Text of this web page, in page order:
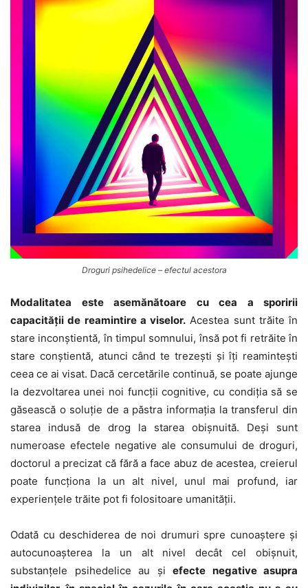
Droguri psihedelice – efectul acestora
Modalitatea este asemănătoare cu cea a sporirii
capacității de reamintire a viselor. Acestea sunt trăite în
stare inconștientă, în timpul somnului, însă pot fi retrăite în
stare conștientă, atunci când te trezești și îți reamintești
ceea ce ai visat. Dacă cercetările continuă, se poate ajunge
la dezvoltarea unei noi funcții cognitive, cu condiția să se
găsească o soluție de a păstra informația la transferul din
starea indusă de drog la starea obișnuită. Deși sunt
numeroase efectele negative ale consumului de droguri,
doctorul a precizat că fără a face abuz de acestea, creierul
poate funcționa la un alt nivel, unul mai profund, iar
experiențele trăite pot fi folositoare umanității.
Odată cu deschiderea de noi drumuri spre cunoaștere și
autocunoașterea la un alt nivel decât cel obișnuit,
substanțele psihedelice au și efecte negative asupra